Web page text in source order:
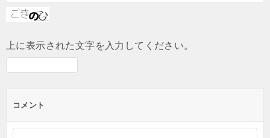
上に表示された文字を入力してください。
コメント